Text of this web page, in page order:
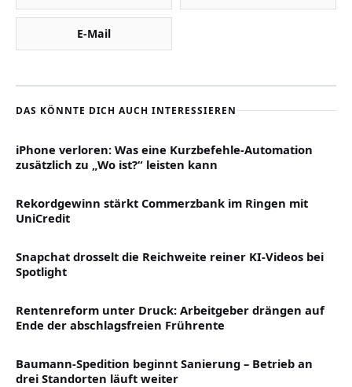
E-Mail
DAS KÖNNTE DICH AUCH INTERESSIEREN
iPhone verloren: Was eine Kurzbefehle-Automation
zusätzlich zu „Wo ist?“ leisten kann
Rekordgewinn stärkt Commerzbank im Ringen mit
UniCredit
Snapchat drosselt die Reichweite reiner KI-Videos bei
Spotlight
Rentenreform unter Druck: Arbeitgeber drängen auf
Ende der abschlagsfreien Frührente
Baumann-Spedition beginnt Sanierung – Betrieb an
drei Standorten läuft weiter